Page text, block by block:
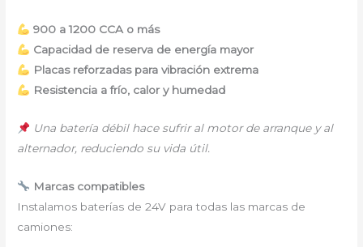
900 a 1200 CCA o más
Capacidad de reserva de energía mayor
Placas reforzadas para vibración extrema
Resistencia a frío, calor y humedad
Una batería débil hace sufrir al motor de arranque y al
alternador, reduciendo su vida útil.
Marcas compatibles
Instalamos baterías de 24V para todas las marcas de
camiones: